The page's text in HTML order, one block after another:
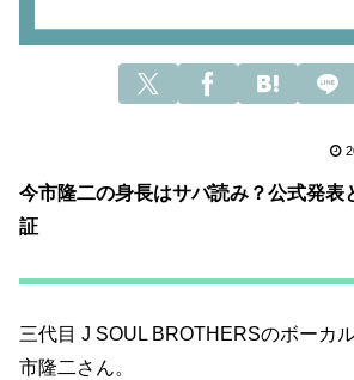
今市隆二の身長はサバ読み？公式発表
証
三代目 J SOUL BROTHERSのボーカ
市隆二さん。